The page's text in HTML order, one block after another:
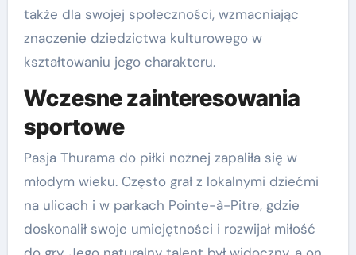
także dla swojej społeczności, wzmacniając
znaczenie dziedzictwa kulturowego w
kształtowaniu jego charakteru.
Wczesne zainteresowania
sportowe
Pasja Thurama do piłki nożnej zapaliła się w
młodym wieku. Często grał z lokalnymi dziećmi
na ulicach i w parkach Pointe-à-Pitre, gdzie
doskonalił swoje umiejętności i rozwijał miłość